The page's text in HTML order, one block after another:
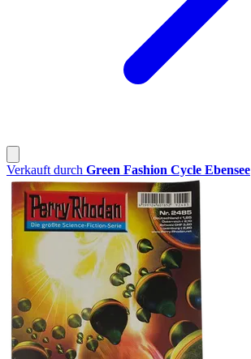
Verkauft durch Green Fashion Cycle Ebensee